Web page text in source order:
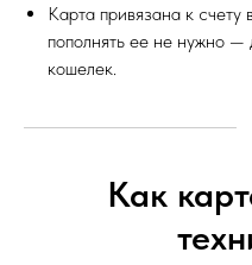
Карта привязана к
пополнять ее не нужно —
кошелек.
Как